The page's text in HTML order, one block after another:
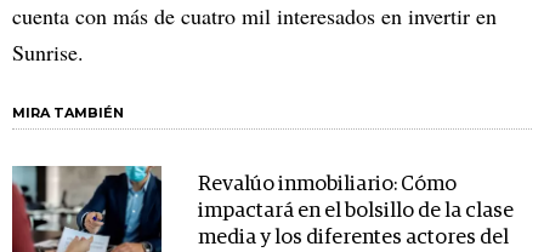
cuenta con más de cuatro mil interesados en invertir en
Sunrise.
MIRA TAMBIÉN
Revalúo inmobiliario: Cómo
impactará en el bolsillo de la clase
media y los diferentes actores del